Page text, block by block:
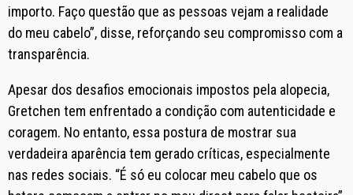
importo. Faço questão que as pessoas vejam a realidade
do meu cabelo”, disse, reforçando seu compromisso com a
transparência.
Apesar dos desafios emocionais impostos pela alopecia,
Gretchen tem enfrentado a condição com autenticidade e
coragem. No entanto, essa postura de mostrar sua
verdadeira aparência tem gerado críticas, especialmente
nas redes sociais. “É só eu colocar meu cabelo que os